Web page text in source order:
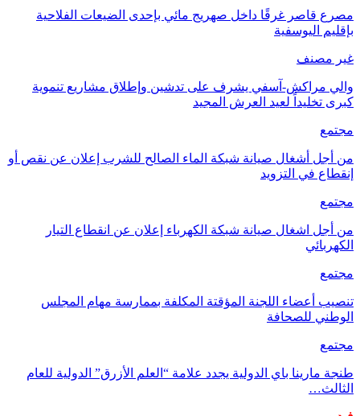
مصرع قاصر غرقًا داخل صهريج مائي بإحدى الضيعات الفلاحية
بإقليم اليوسفية
غير مصنف
والي مراكش-آسفي يشرف على تدشين وإطلاق مشاريع تنموية
كبرى تخليداً لعيد العرش المجيد
مجتمع
من أجل أشغال صيانة شبكة الماء الصالح للشرب إعلان عن نقص أو
إنقطاع في التزويد
مجتمع
من أجل اشغال صيانة شبكة الكهرباء إعلان عن انقطاع التيار
الكهربائي
مجتمع
تنصيب أعضاء اللجنة المؤقتة المكلفة بممارسة مهام المجلس
الوطني للصحافة
مجتمع
طنجة مارينا باي الدولية يجدد علامة “العلم الأزرق” الدولية للعام
الثالث…